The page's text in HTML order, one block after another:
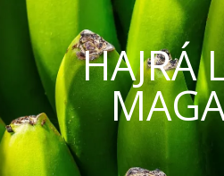
HAJRÁ